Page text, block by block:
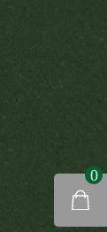
0